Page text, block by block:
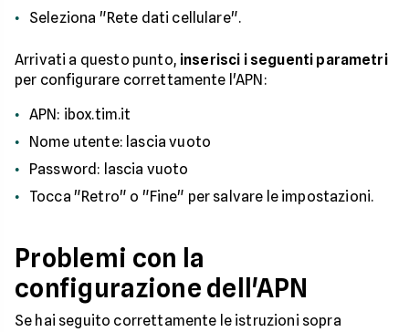
Seleziona "Rete dati cellulare".
Arrivati a questo punto, inserisci i seguenti parametri
per configurare correttamente l'APN:
APN: ibox.tim.it
Nome utente: lascia vuoto
Password: lascia vuoto
Tocca "Retro" o "Fine" per salvare le impostazioni.
Problemi con la
configurazione dell'APN
Se hai seguito correttamente le istruzioni sopra